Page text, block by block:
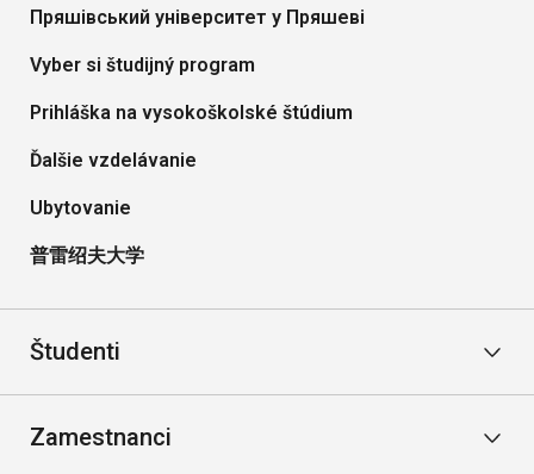
Пряшівський університет y Пряшеві
Vyber si študijný program
Prihláška na vysokoškolské štúdium
Ďalšie vzdelávanie
Ubytovanie
普雷绍夫大学
Študenti
Zamestnanci